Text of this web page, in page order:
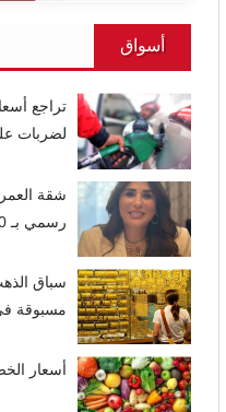
أسواق
تراجع
لضربات
شقة العمر
رسمي بـ 5000 وحدة جديدة في 25 محافظة
سباق
مسبوقة
أسعار